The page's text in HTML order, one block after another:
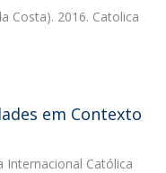
Costa). 2016. Catolica
em Contexto
Internacional Católica